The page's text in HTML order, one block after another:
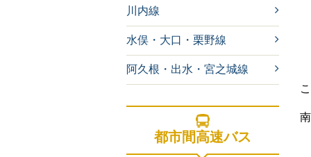
川内線
水俣・大口・栗野線
阿久根・出水・宮之城線
都市間高速バス